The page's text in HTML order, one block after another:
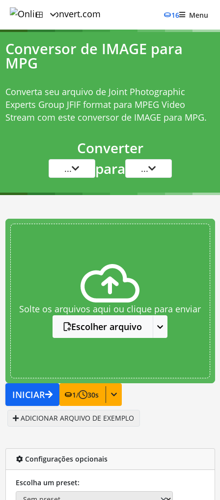
16 Menu
Conversor de IMAGE para
MPG
Converta seu arquivo de Joint Photographic
Experts Group JFIF format para MPEG Video
Stream com este conversor de IMAGE para MPG.
Converter
... para ...
Solte os arquivos aqui ou clique para enviar
Escolher arquivo
INICIAR 1/ 30s
ADICIONAR ARQUIVO DE EXEMPLO
Configurações opcionais
Escolha um preset: